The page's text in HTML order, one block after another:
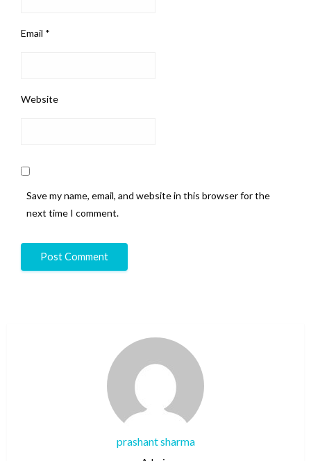
Email *
Website
Save my name, email, and website in this browser for the
next time I comment.
prashant sharma